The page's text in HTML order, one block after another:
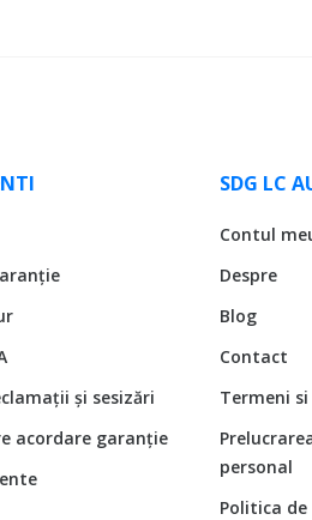
și sesizări
acordare garanție
SDG LC
Contul
Despre
Blog
Contact
Termeni
personal
Politica